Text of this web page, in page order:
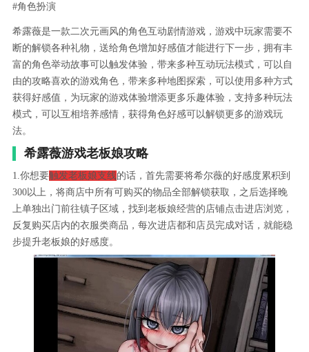
#角色扮演
希露薇是一款二次元画风的角色互动剧情游戏，游戏中玩家需要不
断的解锁各种礼物，送给角色增加好感值才能进行下一步，拥有丰
富的角色举动故事可以触发体验，带来多种互动玩法模式，可以自
由的攻略喜欢的游戏角色，带来多种地图探索，可以使用多种方式
获得好感值，为玩家的游戏体验增添更多乐趣体验，支持多种玩法
模式，可以互相培养感情，获得角色好感可以解锁更多的游戏玩
法。
希露薇游戏老板娘攻略
1.你想要触发老板娘支线的话，首先需要将希尔薇的好感度累积到
300以上，将商店中所有可购买的物品全部解锁获取，之后选择晚
上单独出门前往镇子区域，找到老板娘经营的店铺点击进店浏览，
反复购买店内的衣服类商品，每次进店都和店员完成对话，就能稳
步提升老板娘的好感度。